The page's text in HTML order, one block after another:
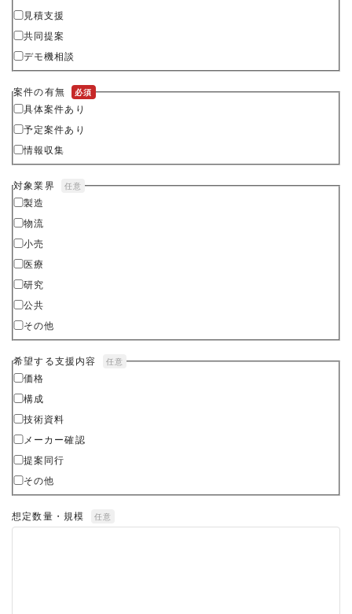
見積支援
共同提案
デモ機相談
案件の有無 必須
具体案件あり
予定案件あり
情報収集
対象業界 任意
製造
物流
小売
医療
研究
公共
その他
希望する支援内容 任意
価格
構成
技術資料
メーカー確認
提案同行
その他
想定数量・規模 任意